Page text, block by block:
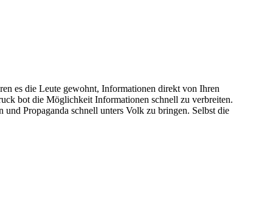
es die Leute gewohnt, Informationen direkt von Ihren
bot die Möglichkeit Informationen schnell zu verbreiten.
Propaganda schnell unters Volk zu bringen. Selbst die